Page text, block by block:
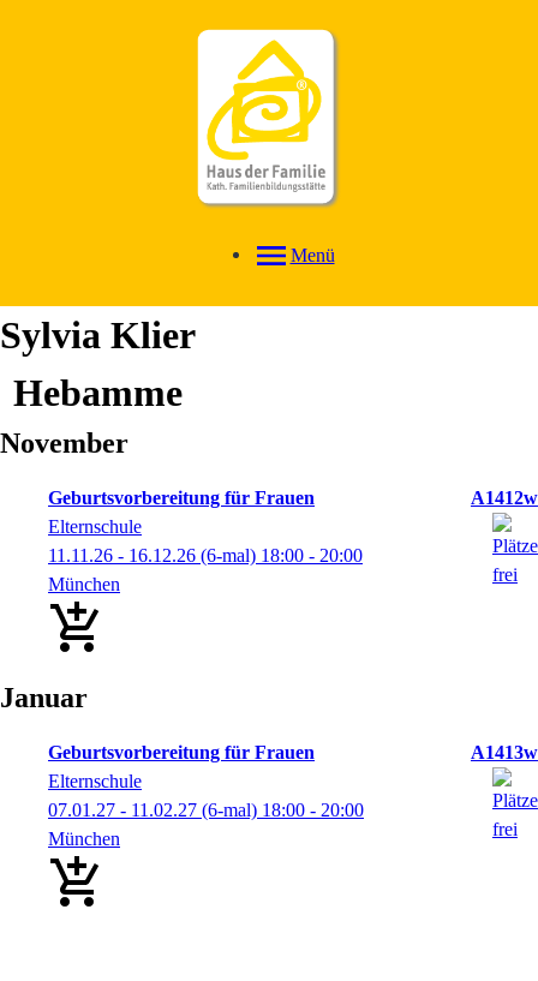
Menü
Sylvia Klier
Hebamme
November
Geburtsvorbereitung für Frauen
A1412w
Elternschule
11.11.26 - 16.12.26 (6-mal) 18:00 - 20:00
München
Januar
Geburtsvorbereitung für Frauen
A1413w
Elternschule
07.01.27 - 11.02.27 (6-mal) 18:00 - 20:00
München